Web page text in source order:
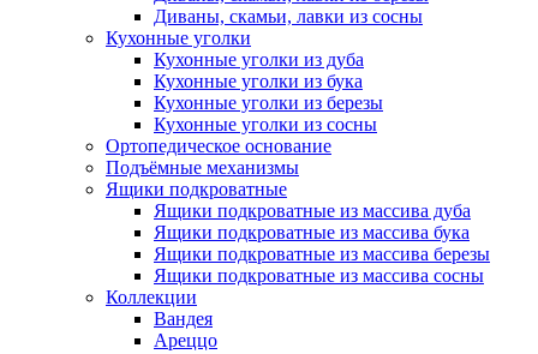
Диваны, скамьи, лавки из сосны
Кухонные уголки
Кухонные уголки из дуба
Кухонные уголки из бука
Кухонные уголки из березы
Кухонные уголки из сосны
Ортопедическое основание
Подъёмные механизмы
Ящики подкроватные
Ящики подкроватные из массива дуба
Ящики подкроватные из массива бука
Ящики подкроватные из массива березы
Ящики подкроватные из массива сосны
Коллекции
Вандея
Ареццо